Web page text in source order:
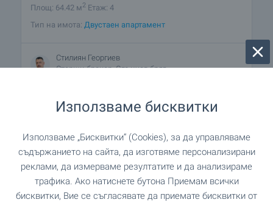
Площ: 64.42 м2 Етаж: 4
Тип на имота: Двустаен апартамент
Стилиян Георгиев
Старши брокер, Слънчев бряг
Използваме бисквитки
Използваме „Бисквитки“ (Cookies), за да управляваме
съдържанието на сайта, да изготвяме персонализирани
реклами, да измерваме резултатите и да анализираме
трафика. Ако натиснете бутона Приемам всички
бисквитки, Вие се съгласявате да приемате бисквитки от